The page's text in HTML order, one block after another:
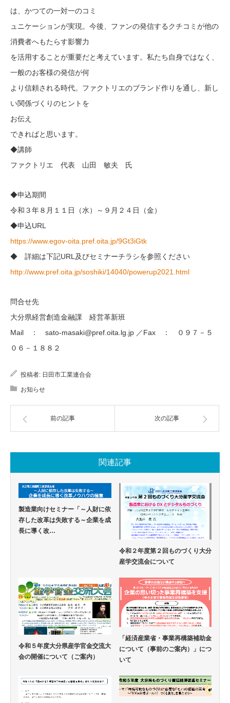
は、かつての一対一のコミ
ュニケーションが実現。今後、ファンの発信するクチコミが他の
消費者へもたらす影響力
を活用することが重要だと考えています。私たち自身ではなく、
一般のお客様の発信が何
より信頼される時代。ファクトリエのブランド作りを通し、新し
い関係づくりのヒントを
お伝え
できればと思います。
◆講師
ファクトリエ 代表 山田 敏夫 氏
◆申込期間
令和３年８月１１日（水）～９月２４日（金）
◆申込URL
https://www.egov-oita.pref.oita.jp/9Gt3iGtk
◆ 詳細は下記URL及びセミナーチラシを参照ください
http://www.pref.oita.jp/soshiki/14040/powerup2021.html
問合せ先
大分県経営創造金融課 経営革新班
Mail ： sato-masaki@pref.oita.lg.jp ／Fax ： ０９７－５
０６－１８８２
投稿者: 日田市工業連合会
お知らせ
前の記事 次の記事
関連記事
製造業向けセミナー「～人財に依
存した改革は失敗する～企業を成
長に導く改…
令和２年度第２回ものづくり大分
産学交流会について
令和５年度大分県産学官金交流大
会の開催について（ご案内）
「経済産業省・事業再構築補助金
について（事前のご案内）」につ
いて